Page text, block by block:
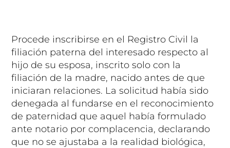
Procede inscribirse en el Registro Civil la
filiación paterna del interesado respecto al
hijo de su esposa, inscrito solo con la
filiación de la madre, nacido antes de que
iniciaran relaciones. La solicitud había sido
denegada al fundarse en el reconocimiento
de paternidad que aquel había formulado
ante notario por complacencia, declarando
que no se ajustaba a la realidad biológica,